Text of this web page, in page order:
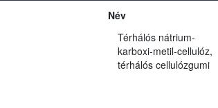
Név
Térhálós nátrium-
karboxi-metil-cellulóz,
térhálós cellulózgumi